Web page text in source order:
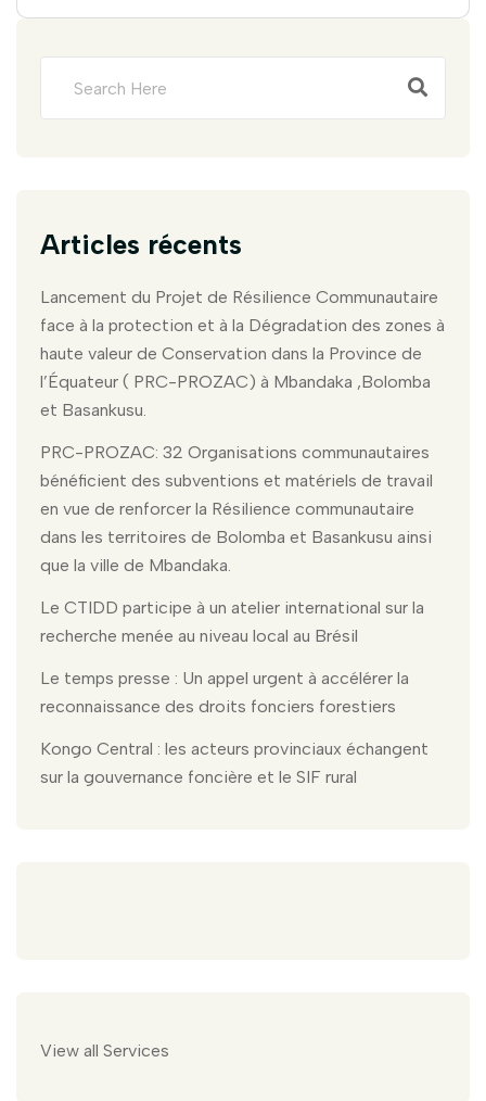
Articles récents
Lancement du Projet de Résilience Communautaire
face à la protection et à la Dégradation des zones à
haute valeur de Conservation dans la Province de
l’Équateur ( PRC-PROZAC) à Mbandaka ,Bolomba
et Basankusu.
PRC-PROZAC: 32 Organisations communautaires
bénéficient des subventions et matériels de travail
en vue de renforcer la Résilience communautaire
dans les territoires de Bolomba et Basankusu ainsi
que la ville de Mbandaka.
Le CTIDD participe à un atelier international sur la
recherche menée au niveau local au Brésil
Le temps presse : Un appel urgent à accélérer la
reconnaissance des droits fonciers forestiers
Kongo Central : les acteurs provinciaux échangent
sur la gouvernance foncière et le SIF rural
View all Services